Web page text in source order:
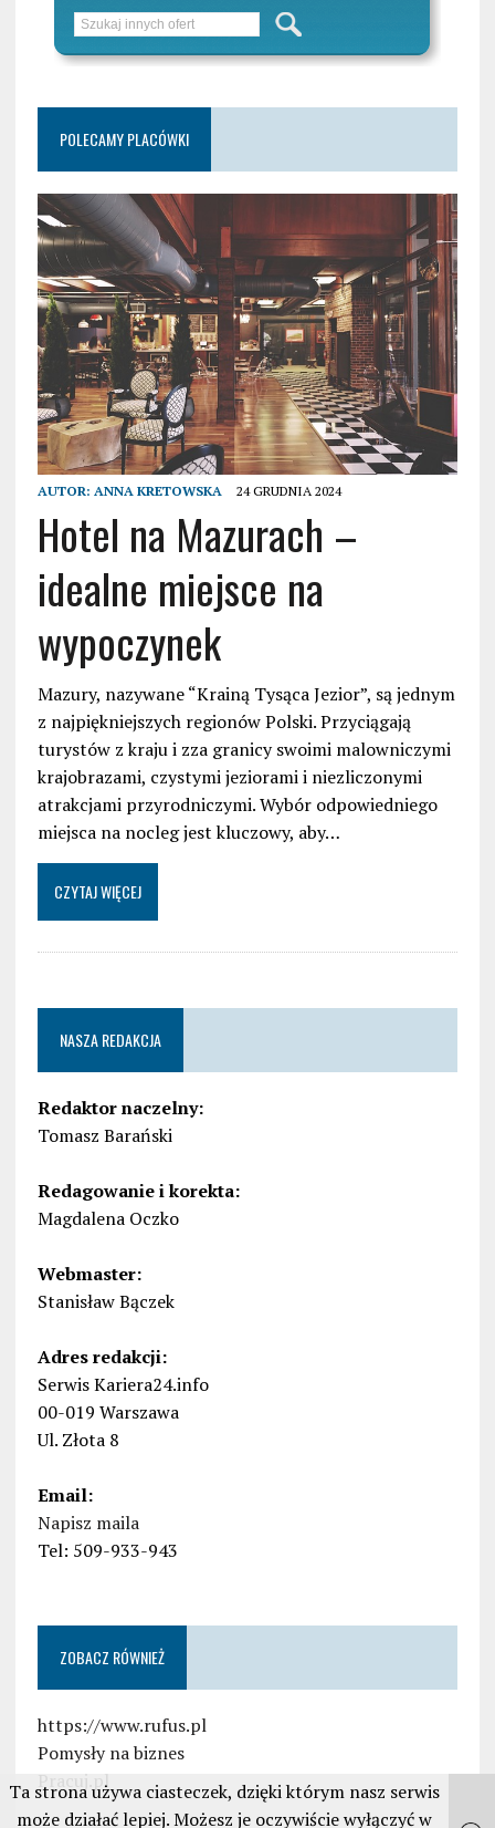
POLECAMY PLACÓWKI
AUTOR: ANNA KRETOWSKA 24 GRUDNIA 2024
Hotel na Mazurach –
idealne miejsce na
wypoczynek
Mazury, nazywane “Krainą Tysąca Jezior”, są jednym
z najpiękniejszych regionów Polski. Przyciągają
turystów z kraju i zza granicy swoimi malowniczymi
krajobrazami, czystymi jeziorami i niezliczonymi
atrakcjami przyrodniczymi. Wybór odpowiedniego
miejsca na nocleg jest kluczowy, aby…
CZYTAJ WIĘCEJ
NASZA REDAKCJA
Redaktor naczelny:
Tomasz Barański
Redagowanie i korekta:
Magdalena Oczko
Webmaster:
Stanisław Bączek
Adres redakcji:
Serwis Kariera24.info
00-019 Warszawa
Ul. Złota 8
Email:
Napisz maila
Tel: 509-933-943
ZOBACZ RÓWNIEŻ
https://www.rufus.pl
Pomysły na biznes
Pracuj.pl
Ta strona używa ciasteczek, dzięki którym nasz serwis
może działać lepiej. Możesz je oczywiście wyłączyć w